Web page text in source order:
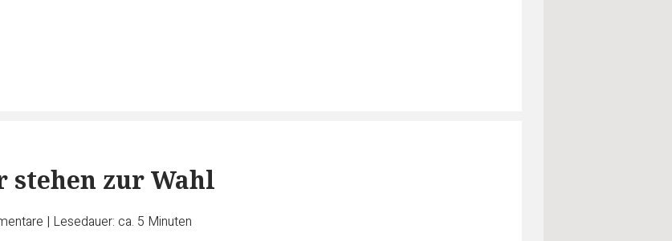
stehen zur Wahl
| Lesedauer: ca. 5 Minuten